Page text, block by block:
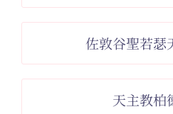
佐敦谷聖若瑟
天主教柏